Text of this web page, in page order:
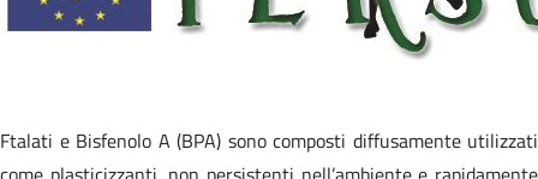
Ftalati e Bisfenolo A (BPA) sono composti diffusamente utilizzati